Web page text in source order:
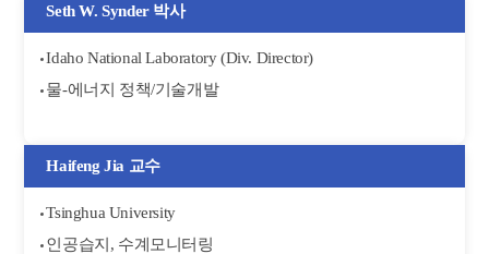
Seth W. Synder 박사
Idaho National Laboratory (Div. Director)
물-에너지 정책/기술개발
Haifeng Jia 교수
Tsinghua University
인공습지, 수계모니터링